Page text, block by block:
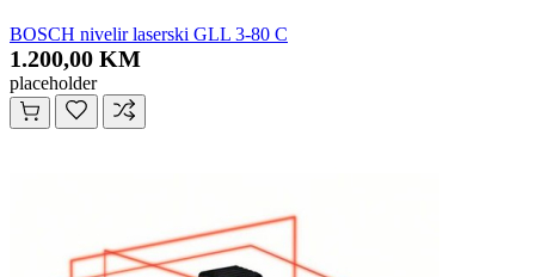
BOSCH nivelir laserski GLL 3-80 C
1.200,00 KM
placeholder